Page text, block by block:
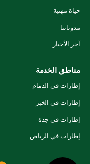
حياة مهنية
مدوناتنا
آخر الأخبار
مناطق الخدمة
إطارات في الدمام
إطارات في الخبر
إطارات في جدة
إطارات في الرياض